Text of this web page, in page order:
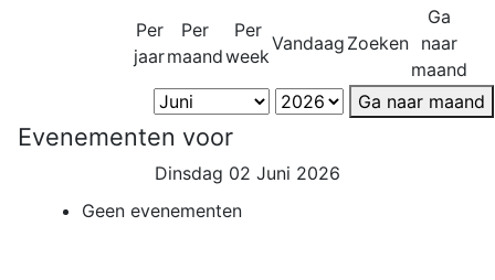
Per
jaar
Per
maand
Per
week
Vandaag Zoeken
Ga
naar
maand
Ga naar maand
Evenementen voor
Dinsdag 02 Juni 2026
Geen evenementen